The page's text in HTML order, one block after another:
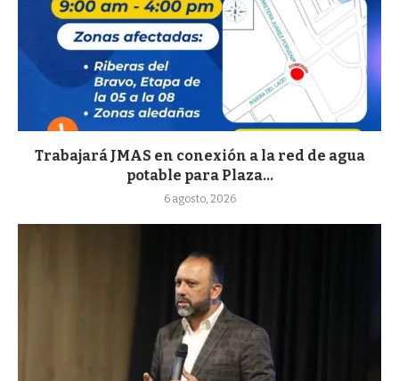
Trabajará JMAS en conexión a la red de agua
potable para Plaza...
6 agosto, 2026